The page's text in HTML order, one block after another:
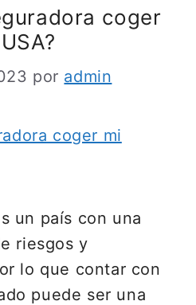
coger
por admin
un país con una
riesgos y
lo que contar con
puede ser una